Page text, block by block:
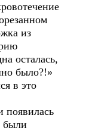
из
осталась,
было?!»
в это
появилась
были